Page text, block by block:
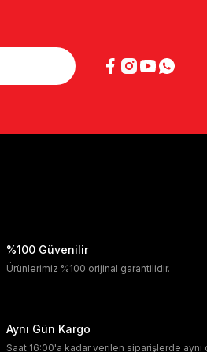
%100 Güvenilir
Ürünlerimiz %100 orijinal garantilidir.
Aynı Gün Kargo
Saat 16:00'a kadar verilen siparişlerde aynı